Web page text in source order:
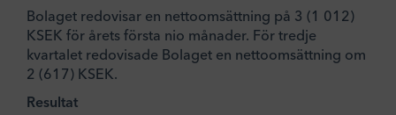
Bolaget redovisar en nettoomsättning på 3 (1 012)
KSEK för årets första nio månader. För tredje
kvartalet redovisade Bolaget en nettoomsättning om
2 (617) KSEK.
Resultat